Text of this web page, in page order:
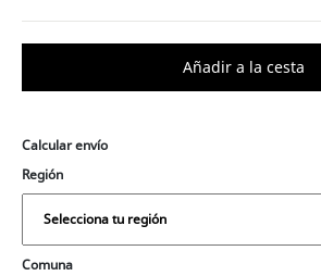
Calcular envío
Región
Comuna